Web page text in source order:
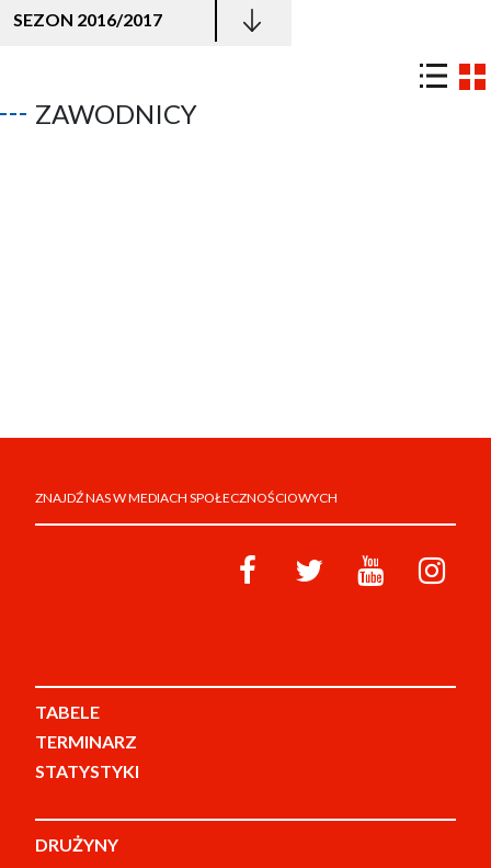
SEZON 2016/2017
ZAWODNICY
ZNAJDŹ NAS W MEDIACH SPOŁECZNOŚCIOWYCH
TABELE
TERMINARZ
STATYSTYKI
DRUŻYNY